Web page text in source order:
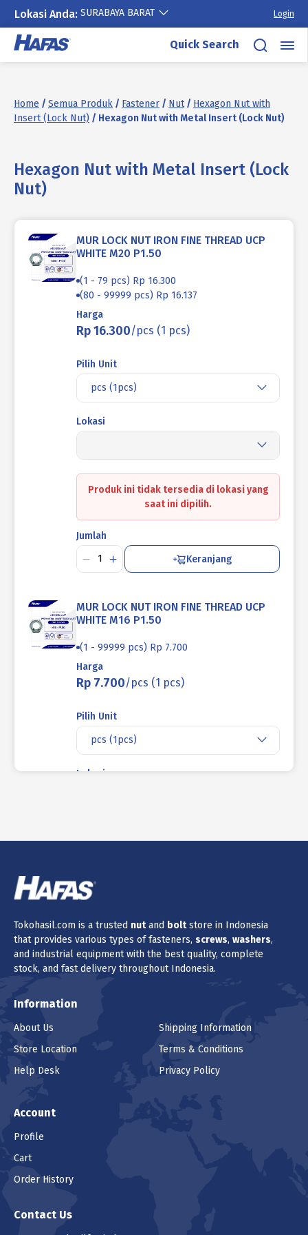
Lokasi Anda: SURABAYA BARAT Login
Skip
content
Quick Search
Home / Semua Produk / Fastener / Nut/ Hexagon Nut with
Insert (Lock Nut) / Hexagon Nut with Metal Insert (Lock Nut)
Hexagon Nut with Metal Insert (Lock
Nut)
MUR LOCK NUT IRON FINE THREAD UCP
WHITE M20 P1.50
(1 - 79 pcs) Rp 16.300
(80 - 99999 pcs) Rp 16.137
Harga
Rp 16.300/pcs (1 pcs)
Pilih Unit
pcs (1pcs)
Lokasi
Produk ini tidak tersedia di lokasi yang
saat ini dipilih.
Jumlah
Keranjang
MUR LOCK NUT IRON FINE THREAD UCP
WHITE M16 P1.50
(1 - 99999 pcs) Rp 7.700
Harga
Rp 7.700/pcs (1 pcs)
Pilih Unit
pcs (1pcs)
Lokasi
Produk ini tidak tersedia di lokasi yang
Jumlah
MUR LOCK NUT IRON FINE THREAD UCP
WHITE M14 P1.50
/pcs (1 pcs)
Tokohasil.com is a trusted nutand boltstore in Indonesia
that provides various types of fasteners, screws, washers,
and industrial equipment with the best quality, complete
stock, and fast delivery throughout Indonesia.
Information
About Us
Store Location
Help Desk
Shipping Information
Terms & Conditions
Privacy Policy
Account
Profile
Cart
Order History
Contact Us